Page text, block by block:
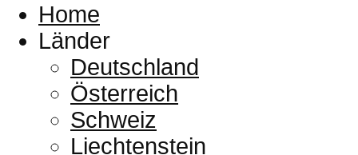
Home
Länder
Deutschland
Österreich
Schweiz
Liechtenstein